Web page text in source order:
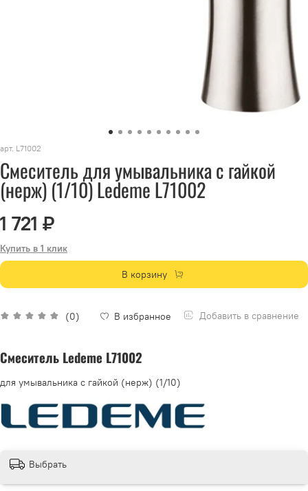
арт. L71002
Смеситель для умывальника с гайкой
(нерж) (1/10) Ledeme L71002
(0) В избранное Добавить в сравнение
1 721 ₽
Купить в 1 клик
В корзину
Смеситель Ledeme L71002
для умывальника с гайкой (нерж) (1/10)
Выбрать